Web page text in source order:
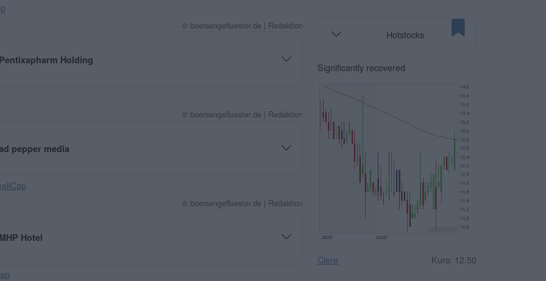
© boersengefluester.de | Redaktion
Holding
© boersengefluester.de | Redaktion
pepper media
© boersengefluester.de | Redaktion
Hotel
Hotstocks
Significantly recovered
Clere Kurs: 12,50